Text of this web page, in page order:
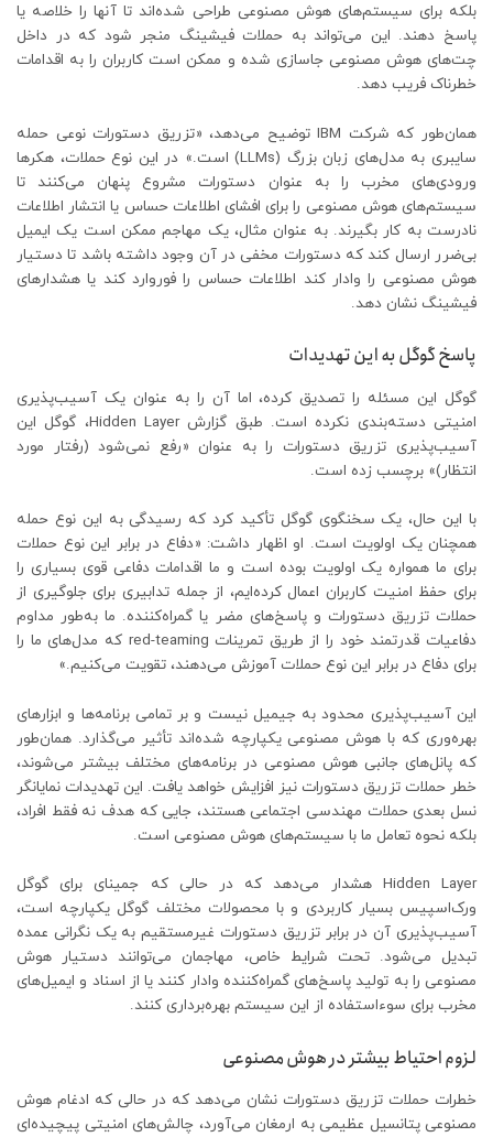
بلکه برای سیستم‌های هوش مصنوعی طراحی شده‌اند تا آنها را خلاصه یا
پاسخ دهند. این می‌تواند به حملات فیشینگ منجر شود که در داخل
چت‌های هوش مصنوعی جاسازی شده و ممکن است کاربران را به اقدامات
خطرناک فریب دهد.
همان‌طور که شرکت IBM توضیح می‌دهد، «تزریق دستورات نوعی حمله
سایبری به مدل‌های زبان بزرگ (LLMs) است.» در این نوع حملات، هکرها
ورودی‌های مخرب را به عنوان دستورات مشروع پنهان می‌کنند تا
سیستم‌های هوش مصنوعی را برای افشای اطلاعات حساس یا انتشار اطلاعات
نادرست به کار بگیرند. به عنوان مثال، یک مهاجم ممکن است یک ایمیل
بی‌ضرر ارسال کند که دستورات مخفی در آن وجود داشته باشد تا دستیار
هوش مصنوعی را وادار کند اطلاعات حساس را فوروارد کند یا هشدارهای
فیشینگ نشان دهد.
پاسخ گوگل به این تهدیدات
گوگل این مسئله را تصدیق کرده، اما آن را به عنوان یک آسیب‌پذیری
امنیتی دسته‌بندی نکرده است. طبق گزارش Hidden Layer، گوگل این
آسیب‌پذیری تزریق دستورات را به عنوان «رفع نمی‌شود (رفتار مورد
انتظار)» برچسب زده است.
با این حال، یک سخنگوی گوگل تأکید کرد که رسیدگی به این نوع حمله
همچنان یک اولویت است. او اظهار داشت: «دفاع در برابر این نوع حملات
برای ما همواره یک اولویت بوده است و ما اقدامات دفاعی قوی بسیاری را
برای حفظ امنیت کاربران اعمال کرده‌ایم، از جمله تدابیری برای جلوگیری از
حملات تزریق دستورات و پاسخ‌های مضر یا گمراه‌کننده. ما به‌طور مداوم
دفاعیات قدرتمند خود را از طریق تمرینات red-teaming که مدل‌های ما را
برای دفاع در برابر این نوع حملات آموزش می‌دهند، تقویت می‌کنیم.»
این آسیب‌پذیری محدود به جیمیل نیست و بر تمامی برنامه‌ها و ابزارهای
بهره‌وری که با هوش مصنوعی یکپارچه شده‌اند تأثیر می‌گذارد. همان‌طور
که پانل‌های جانبی هوش مصنوعی در برنامه‌های مختلف بیشتر می‌شوند،
خطر حملات تزریق دستورات نیز افزایش خواهد یافت. این تهدیدات نمایانگر
نسل بعدی حملات مهندسی اجتماعی هستند، جایی که هدف نه فقط افراد،
بلکه نحوه تعامل ما با سیستم‌های هوش مصنوعی است.
Hidden Layer هشدار می‌دهد که در حالی که جمینای برای گوگل
ورک‌اسپیس بسیار کاربردی و با محصولات مختلف گوگل یکپارچه است،
آسیب‌پذیری آن در برابر تزریق دستورات غیرمستقیم به یک نگرانی عمده
تبدیل می‌شود. تحت شرایط خاص، مهاجمان می‌توانند دستیار هوش
مصنوعی را به تولید پاسخ‌های گمراه‌کننده وادار کنند یا از اسناد و ایمیل‌های
مخرب برای سوءاستفاده از این سیستم بهره‌برداری کنند.
لزوم احتیاط بیشتر در هوش مصنوعی
خطرات حملات تزریق دستورات نشان می‌دهد که در حالی که ادغام هوش
مصنوعی پتانسیل عظیمی به ارمغان می‌آورد، چالش‌های امنیتی پیچیده‌ای